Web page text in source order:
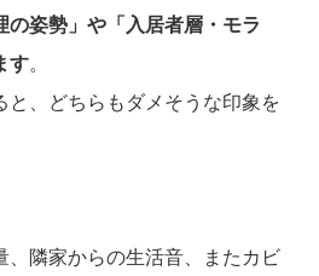
の姿勢」や「入居者層・モラ
す。
と、どちらもダメそうな印象を
、隣家からの生活音、またカビ